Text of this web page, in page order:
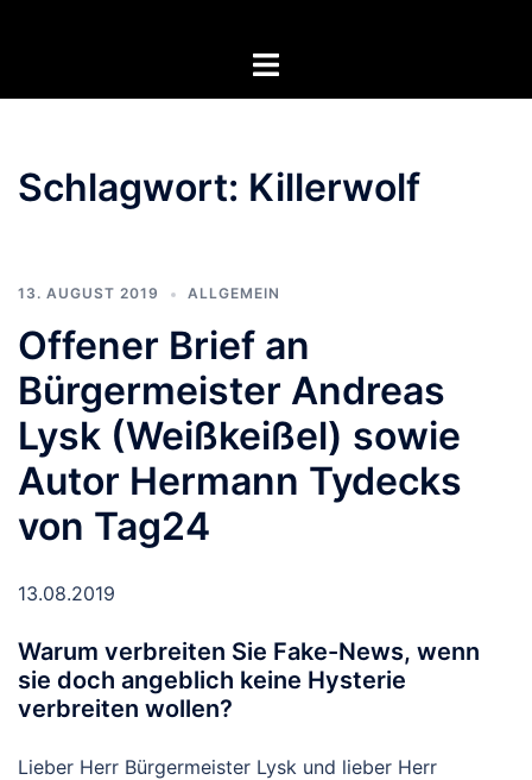
Menü
Schlagwort: Killerwolf
13. AUGUST 2019 ALLGEMEIN
Offener Brief an
Bürgermeister Andreas
Lysk (Weißkeißel) sowie
Autor Hermann Tydecks
von Tag24
13.08.2019
Warum verbreiten Sie Fake-News, wenn
sie doch angeblich keine Hysterie
verbreiten wollen?
Lieber Herr Bürgermeister Lysk und lieber Herr